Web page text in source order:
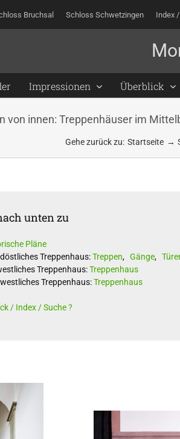
Bruchsal Schloss Schwetzingen Index
Impressionen Überblick
von innen: Treppenhäuser im
Gehe zurück zu: Startseite
unten zu
Pläne
Treppenhaus:Treppen, Gänge,
Treppenhaus:Treppenhaus
Treppenhaus:Treppenhaus
/ Index / Suche ?